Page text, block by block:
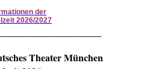
der
2026/2027
Theater München